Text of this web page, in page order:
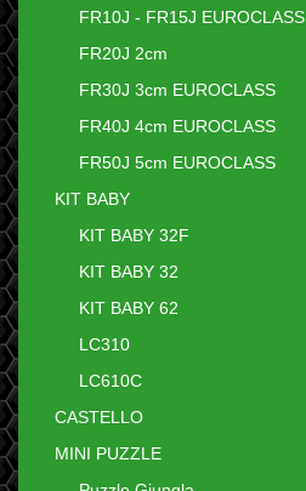
FR10J - FR15J EUROCLASS
FR20J 2cm
FR30J 3cm EUROCLASS
FR40J 4cm EUROCLASS
FR50J 5cm EUROCLASS
KIT BABY
KIT BABY 32F
KIT BABY 32
KIT BABY 62
LC310
LC610C
CASTELLO
MINI PUZZLE